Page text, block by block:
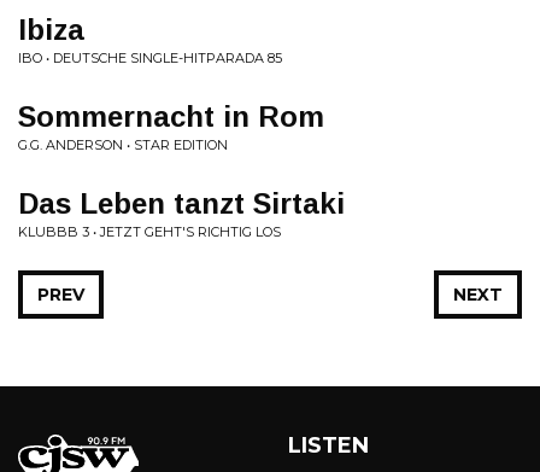
Ibiza
IBO • DEUTSCHE SINGLE-HITPARADA 85
Sommernacht in Rom
G.G. ANDERSON • STAR EDITION
Das Leben tanzt Sirtaki
KLUBBB 3 • JETZT GEHT'S RICHTIG LOS
NEXT
PREV
LISTEN